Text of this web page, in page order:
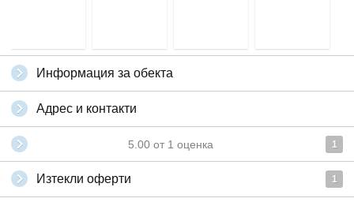
Информация за обекта
Адрес и контакти
5.00 от 1 оценка 1
Изтекли оферти 1